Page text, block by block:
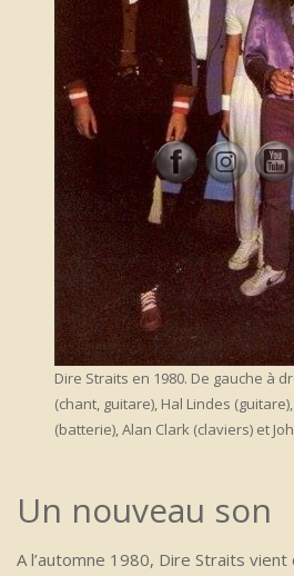
Dire Straits en 1980. De gauche à
(chant, guitare), Hal Lindes
(batterie), Alan Clark (claviers) et
Un nouveau son
A l’automne 1980, Dire Straits